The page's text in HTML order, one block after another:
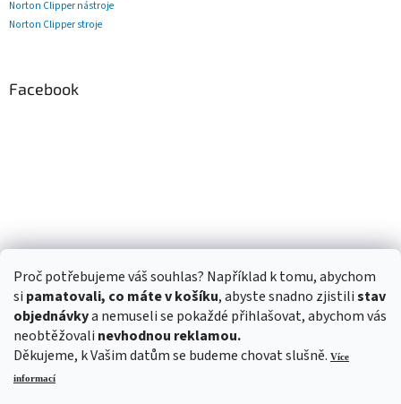
Proč potřebujeme váš souhlas? Například k tomu, abychom
si pamatovali, co máte v košíku, abyste snadno zjistilistav
objednávkya nemuseli se pokaždé přihlašovat, abychom vás
neobtěžovali nevhodnou reklamou.
Děkujeme, k Vašim datům se budeme chovat slušně. Více
informací
Norton Clipper nástroje
Norton Clipper stroje
Facebook